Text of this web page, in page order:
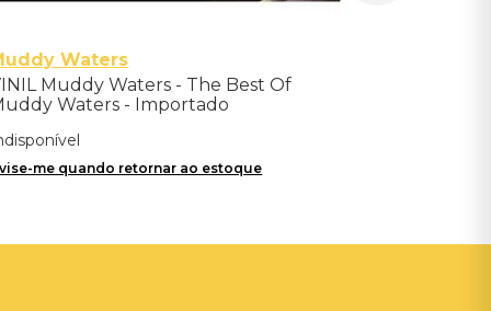
Waters
Muddy Waters - The Best Of
Waters - Importado
me quando retornar ao estoque